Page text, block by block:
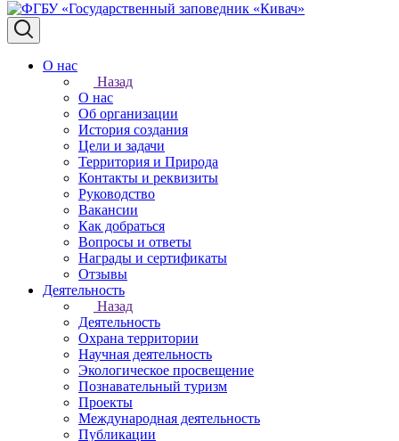
О нас
Назад
О нас
Об организации
История создания
Цели и задачи
Территория и Природа
Контакты и реквизиты
Руководство
Вакансии
Как добраться
Вопросы и ответы
Награды и сертификаты
Отзывы
Деятельность
Назад
Деятельность
Охрана территории
Научная деятельность
Экологическое просвещение
Познавательный туризм
Проекты
Международная деятельность
Публикации